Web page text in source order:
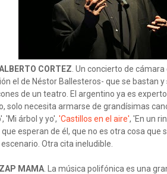
CORTEZ . Un concierto de
el de Néstor Ballesteros- que se bastan
de un teatro. El argentino ya es
solo necesita armarse de grandísimas
'Mi árbol y yo', 'Castillos en el aire', 'En un
esperan de él, que no es otra cosa que
Otra cita ineludible.
MAMA . La música polifónica es una